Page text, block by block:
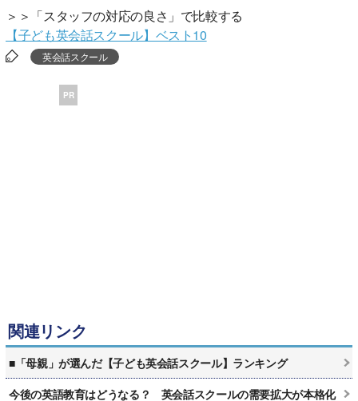
＞＞「スタッフの対応の良さ」で比較する
【子ども英会話スクール】ベスト10
英会話スクール
PR
関連リンク
■「母親」が選んだ【子ども英会話スクール】ランキング
今後の英語教育はどうなる？ 英会話スクールの需要拡大が本格化